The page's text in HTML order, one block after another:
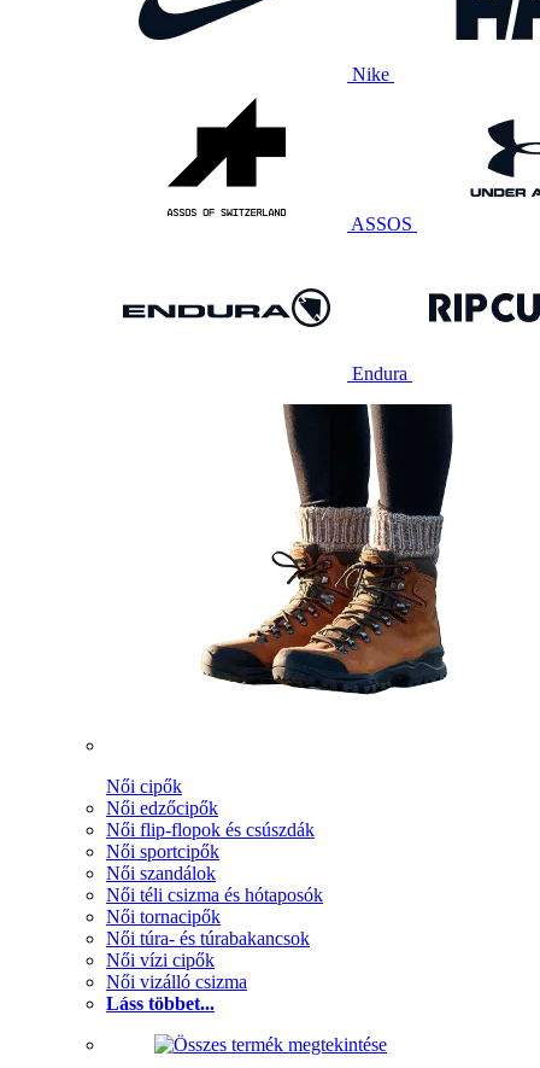
Nike
ASSOS
Endura
Női cipők
Női edzőcipők
Női flip-flopok és csúszdák
Női sportcipők
Női szandálok
Női téli csizma és hótaposók
Női tornacipők
Női túra- és túrabakancsok
Női vízi cipők
Női vizálló csizma
Láss többet...